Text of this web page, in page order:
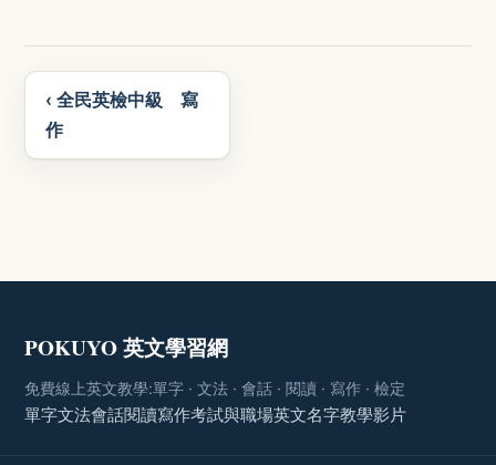
‹ 全民英檢中級 寫
作
POKUYO 英文學習網
免費線上英文教學:單字 · 文法 · 會話 · 閱讀 · 寫作 · 檢定
單字文法會話閱讀寫作考試與職場英文名字教學影片